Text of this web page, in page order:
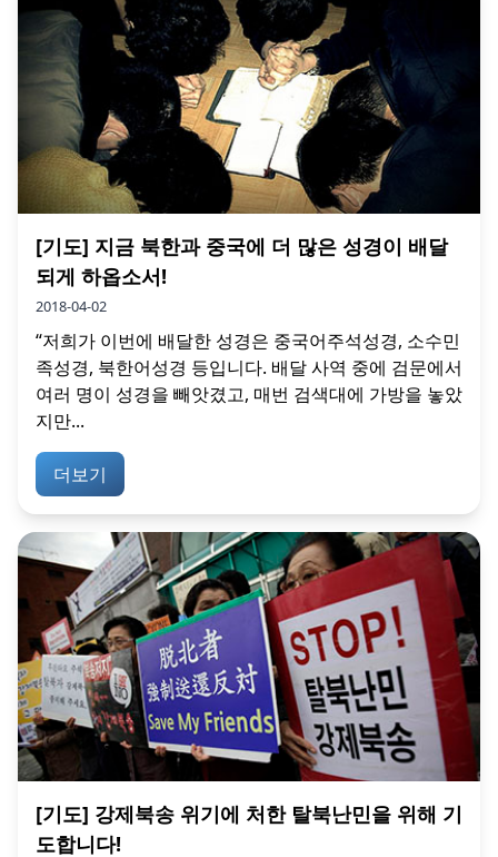
[기도] 지금 북한과 중국에 더 많은 성경이 배달
되게 하옵소서!
2018-04-02
“저희가 이번에 배달한 성경은 중국어주석성경, 소수민
족성경, 북한어성경 등입니다. 배달 사역 중에 검문에서
여러 명이 성경을 빼앗겼고, 매번 검색대에 가방을 놓았
지만...
더보기
[기도] 강제북송 위기에 처한 탈북난민을 위해 기
도합니다!